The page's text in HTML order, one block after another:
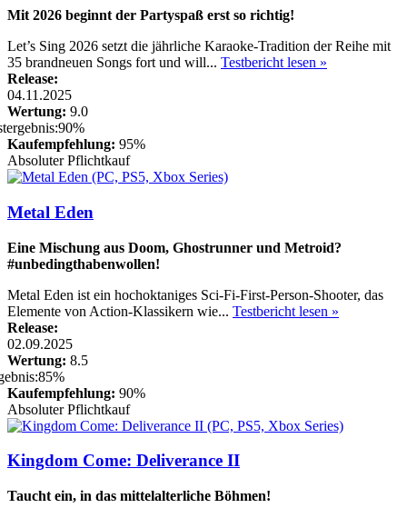
Mit 2026 beginnt der Partyspaß erst so richtig!
Let’s Sing 2026 setzt die jährliche Karaoke-Tradition der Reihe mit
35 brandneuen Songs fort und will... Testbericht lesen »
Release:
04.11.2025
Wertung: 9.0
Kaufempfehlung: 95%
Absoluter Pflichtkauf
Metal Eden
Eine Mischung aus Doom, Ghostrunner und Metroid?
#unbedingthabenwollen!
Metal Eden ist ein hochoktaniges Sci-Fi-First-Person-Shooter, das
Elemente von Action-Klassikern wie... Testbericht lesen »
Release:
02.09.2025
Wertung: 8.5
Kaufempfehlung: 90%
Absoluter Pflichtkauf
Kingdom Come: Deliverance II
Taucht ein, in das mittelalterliche Böhmen!